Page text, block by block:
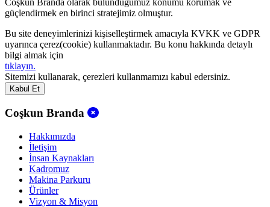
Coşkun Branda olarak bulunduğumuz konumu korumak ve
güçlendirmek en birinci stratejimiz olmuştur.
Bu site deneyimlerinizi kişiselleştirmek amacıyla KVKK ve GDPR
uyarınca çerez(cookie) kullanmaktadır. Bu konu hakkında detaylı
bilgi almak için
tıklayın.
Sitemizi kullanarak, çerezleri kullanmamızı kabul edersiniz.
Kabul Et
Coşkun Branda
Hakkımızda
İletişim
İnsan Kaynakları
Kadromuz
Makina Parkuru
Ürünler
Vizyon & Misyon